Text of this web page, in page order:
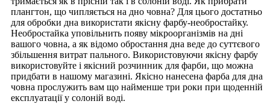
плангтон, що чипляється на дно човна? Для цього достатньо
для обробки дна використати якісну фарбу-необростайку.
Необростайка уповільнить появу мікроорганізмів на дні
вашого човна, а як відомо обростання дна веде до суттєвого
збільшення витрат пального. Використовуючи якісну фарбу
використовуйте і якісний розчинник для фарби, що можна
придбати в нашому магазині. Якісно нанесена фарба для дна
човна прослужить вам що найменше три роки при щоденній
експлуатації у солоній воді.